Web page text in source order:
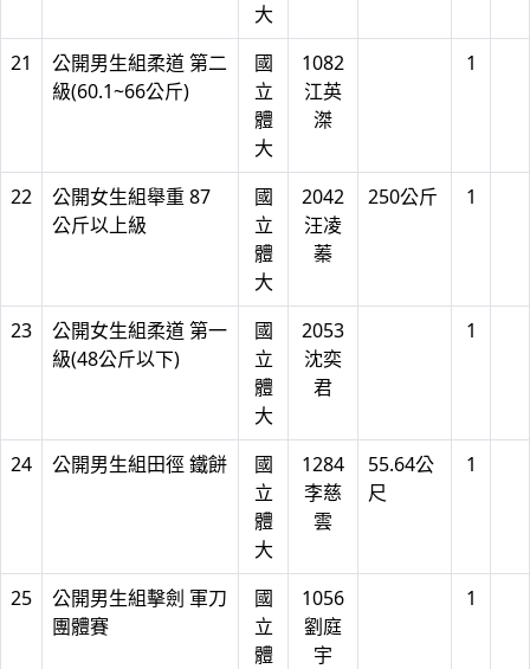
大
21
公開男生組柔道 第二
級(60.1~66公斤)
國
立
體
大
1082
江英
滐
1
22
公開女生組舉重 87
公斤以上級
國
立
體
大
2042
汪凌
蓁
250公斤 1
23
公開女生組柔道 第一
級(48公斤以下)
國
立
體
大
2053
沈奕
君
1
24 公開男生組田徑 鐵餅
國
立
體
大
1284
李慈
雲
55.64公
尺
1
25
公開男生組擊劍 軍刀
團體賽
國
立
體
1056
劉庭
宇
1